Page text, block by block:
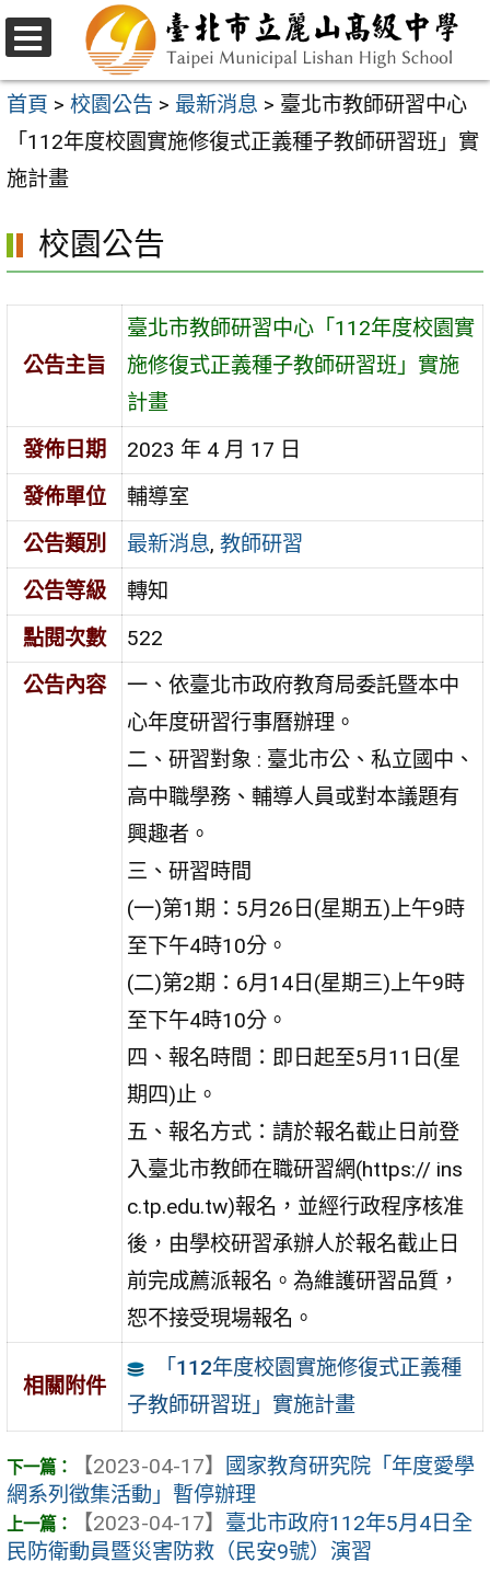
跳
至
主
內
區
選
單
首頁 > 校園公告 > 最新消息 > 臺北市教師研習中心
「112年度校園實施修復式正義種子教師研習班」實
施計畫
校園公告
公告主旨
臺北市教師研習中心「112年度校園實
施修復式正義種子教師研習班」實施
計畫
發佈日期
2023 年 4 月 17 日
發佈單位
輔導室
公告類別
最新消息,教師研習
公告等級
轉知
點閱次數
522
公告內容
一、依臺北市政府教育局委託暨本中
心年度研習行事曆辦理。
二、研習對象 : 臺北市公、私立國中、
高中職學務、輔導人員或對本議題有
興趣者。
三、研習時間
(一)第1期：5月26日(星期五)上午9時
至下午4時10分。
(二)第2期：6月14日(星期三)上午9時
至下午4時10分。
四、報名時間：即日起至5月11日(星
期四)止。
五、報名方式：請於報名截止日前登
入臺北市教師在職研習網(https:// ins
c.tp.edu.tw)報名，並經行政程序核准
後，由學校研習承辦人於報名截止日
前完成薦派報名。為維護研習品質，
恕不接受現場報名。
相關附件
「112年度校園實施修復式正義種
子教師研習班」實施計畫
【2023-04-17】
國家教育研究院「年度愛學
網系列徵集活動」暫停辦理
【2023-04-17】 臺北市政府112年5月4日全
民防衛動員暨災害防救（民安9號）演習